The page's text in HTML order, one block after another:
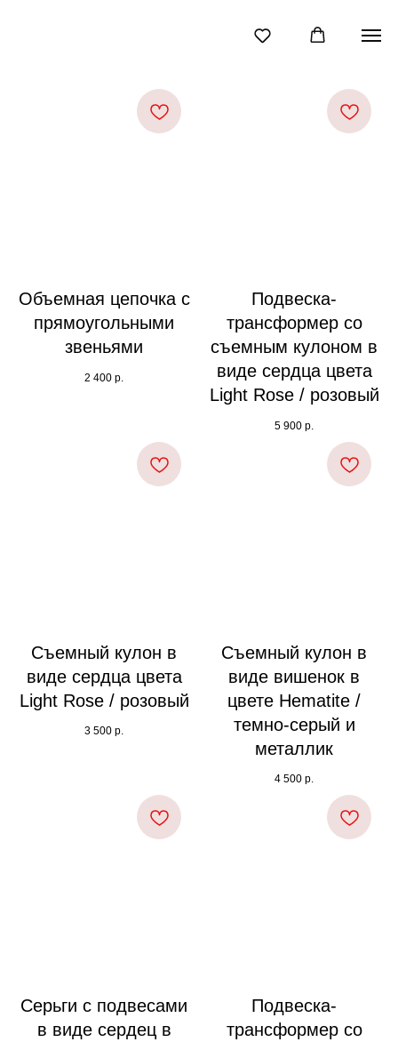
Объемная цепочка с
прямоугольными
звеньями
2 400 р.
Подвеска-
трансформер со
съемным кулоном в
виде сердца цвета
Light Rose / розовый
5 900 р.
Съемный кулон в
виде сердца цвета
Light Rose / розовый
3 500 р.
Съемный кулон в
виде вишенок в
цвете Hematite /
темно-серый и
металлик
4 500 р.
Серьги с подвесами
в виде сердец в
Подвеска-
трансформер со